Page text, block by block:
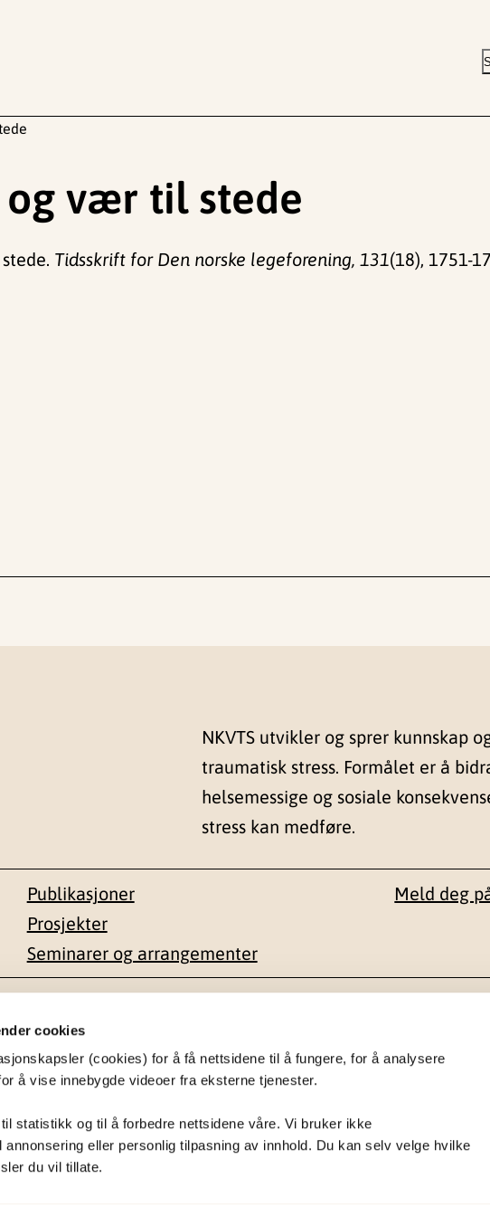
cookies
(cookies) for å få nettsidene til å fungere, for å analysere
å vise innebygde videoer fra eksterne tjenester.
statistikk og til å forbedre nettsidene våre. Vi bruker ikke
eller personlig tilpasning av innhold. Du kan selv velge hvilke
du vil tillate.
og vær til stede
Tidsskrift for Den norske legeforening, 131(18), 1751-
NKVTS utvikler og sprer kunnskap
traumatisk stress. Formålet er å
helsemessige og sosiale
stress kan medføre.
Publikasjoner
Prosjekter
Seminarer og arrangementer
Meld deg
1-3
22 59 55 00
postmottak@nkvts.no